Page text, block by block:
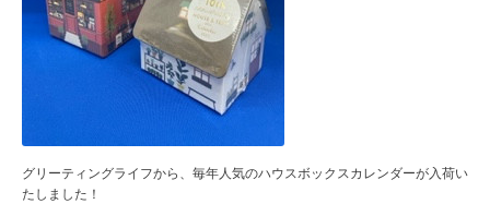
グリーティングライフから、毎年人気のハウスボックスカレンダーが入荷い
たしました！